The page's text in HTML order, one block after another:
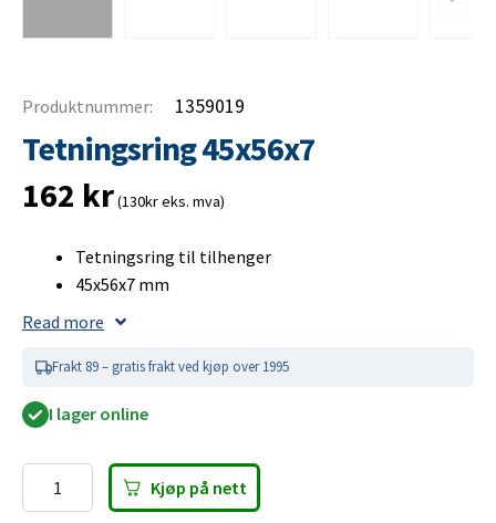
Produktnummer: 1359019
Tetningsring 45x56x7
162 kr(130kr eks. mva)
Tetningsring til tilhenger
45x56x7 mm
Tetningsring 45x56x7 til
tilhenger
Ved skifte av hjullager skal tetningsringen alltid byttes
trenger inn i lageret — en enkel men avgjørende reservedel
for sikker og stille hjulllagerfunksjon. Passer din tilhenger,
Read more
Frakt 89 – gratis frakt ved kjøp over 1995
I lager online
Tetningsring
Kjøp på nett